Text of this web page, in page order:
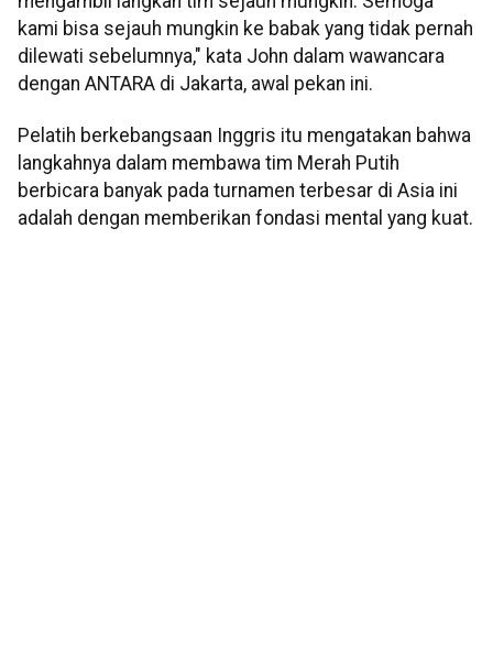
kami bisa sejauh mungkin ke babak yang tidak pernah
dilewati sebelumnya," kata John dalam wawancara
dengan ANTARA di Jakarta, awal pekan ini.
Pelatih berkebangsaan Inggris itu mengatakan bahwa
langkahnya dalam membawa tim Merah Putih
berbicara banyak pada turnamen terbesar di Asia ini
adalah dengan memberikan fondasi mental yang kuat.